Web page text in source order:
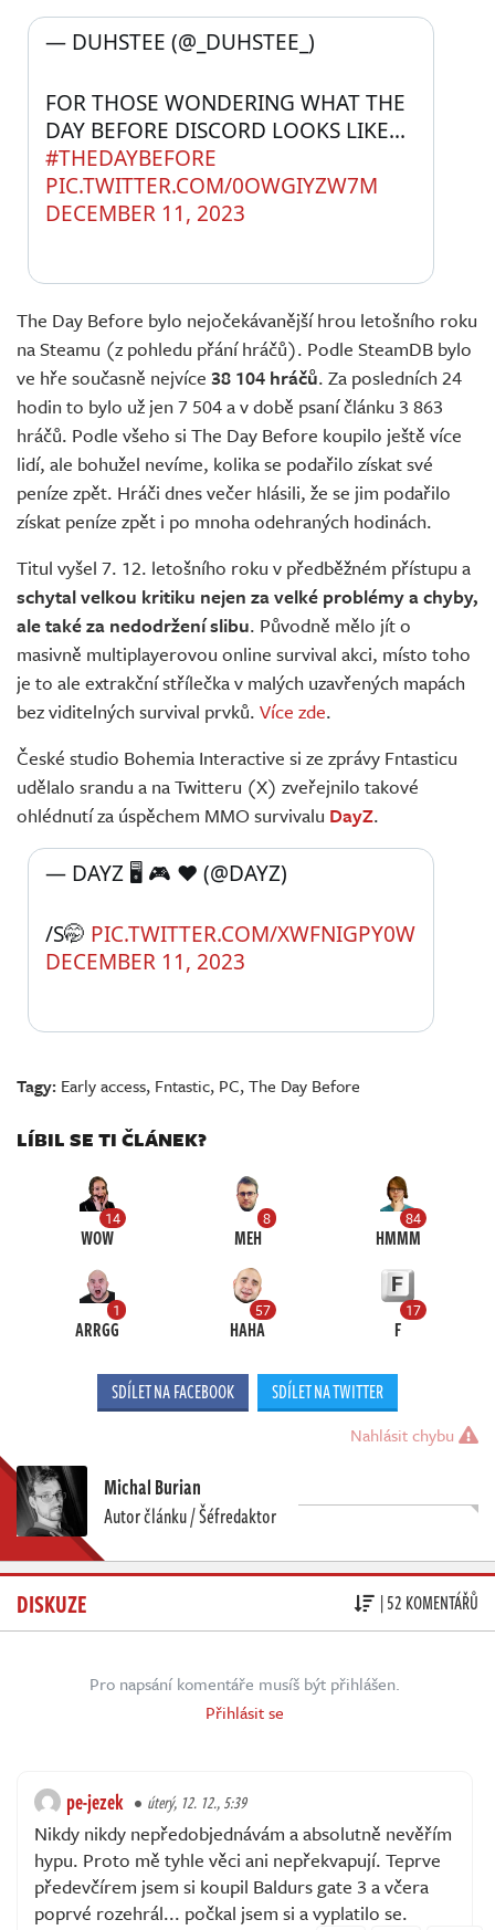
FOR THOSE WONDERING WHAT THE
#THEDAYBEFORE
PIC.TWITTER.COM/0OWGIYZW7M
— DUHSTEE (@_DUHSTEE_)
DECEMBER 11, 2023
The Day Before bylo nejočekávanější hrou letošního roku
na Steamu (z pohledu přání hráčů). Podle SteamDB bylo
ve hře současně nejvíce 38 104 hráčů. Za posledních 24
hodin to bylo už jen 7 504 a v době psaní článku 3 863
hráčů. Podle všeho si The Day Before koupilo ještě více
lidí, ale bohužel nevíme, kolika se podařilo získat své
peníze zpět. Hráči dnes večer hlásili, že se jim podařilo
získat peníze zpět i po mnoha odehraných hodinách.
Titul vyšel 7. 12. letošního roku v předběžném přístupu a
schytal velkou kritiku nejen za velké problémy a chyby,
ale také za nedodržení slibu. Původně mělo jít o
masivně multiplayerovou online survival akci, místo toho
je to ale extrakční střílečka v malých uzavřených mapách
bez viditelných survival prvků. Více zde.
České studio Bohemia Interactive si ze zprávy Fntasticu
udělalo srandu a na Twitteru (X) zveřejnilo takové
ohlédnutí za úspěchem MMO survivalu DayZ.
/S🤭 PIC.TWITTER.COM/XWFNIGPY0W
— DAYZ 🖥 🎮 ❤️ (@DAYZ)
DECEMBER 11, 2023
Tagy: Early access, Fntastic, PC,The Day Before
LÍBIL SE TI ČLÁNEK?
14
WOW
8
MEH
84
HMMM
1
ARRGG
57
HAHA
17
F
SDÍLET NA FACEBOOK SDÍLET NA TWITTER
Nahlásit chybu
Michal Burian
Autor článku / Šéfredaktor
DISKUZE | 52 KOMENTÁŘŮ
Pro napsání komentáře musíš být přihlášen.
Přihlásit se
pe-jezek úterý, 12. 12., 5:39
Nikdy nikdy nepředobjednávám a absolutně nevěřím
hypu. Proto mě tyhle věci ani nepřekvapují. Teprve
předevčírem jsem si koupil Baldurs gate 3 a včera
poprvé rozehrál... počkal jsem si a vyplatilo se.